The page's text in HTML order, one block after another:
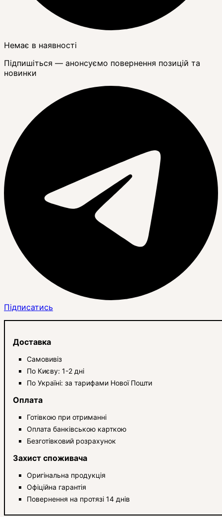
Немає в наявності
Підпишіться — анонсуємо повернення позицій та
новинки
Підписатись
Доставка
Самовивіз
По Києву: 1-2 дні
По Україні: за тарифами Нової Пошти
Оплата
Готівкою при отриманні
Оплата банківською карткою
Безготівковий розрахунок
Захист споживача
Оригінальна продукція
Офіційна гарантія
Повернення на протязі 14 днів